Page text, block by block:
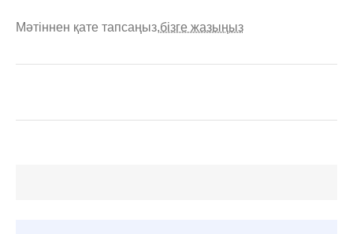
Мәтіннен қате тапсаңыз,бізге жазыңыз